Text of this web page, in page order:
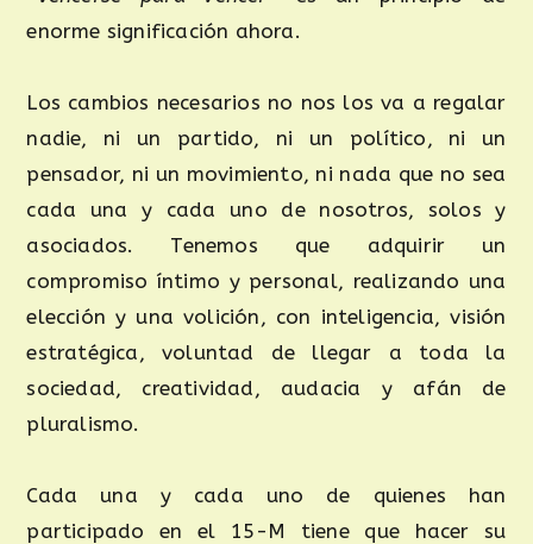
enorme significación ahora.
Los cambios necesarios no nos los va a regalar
nadie, ni un partido, ni un político, ni un
pensador, ni un movimiento, ni nada que no sea
cada una y cada uno de nosotros, solos y
asociados. Tenemos que adquirir un
compromiso íntimo y personal, realizando una
elección y una volición, con inteligencia, visión
estratégica, voluntad de llegar a toda la
sociedad, creatividad, audacia y afán de
pluralismo.
Cada una y cada uno de quienes han
participado en el 15-M tiene que hacer su